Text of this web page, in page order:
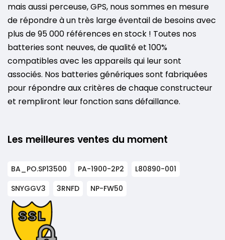
mais aussi perceuse, GPS, nous sommes en mesure
de répondre à un très large éventail de besoins avec
plus de 95 000 références en stock ! Toutes nos
batteries sont neuves, de qualité et 100%
compatibles avec les appareils qui leur sont
associés. Nos batteries génériques sont fabriquées
pour répondre aux critères de chaque constructeur
et rempliront leur fonction sans défaillance.
Les meilleures ventes du moment
BA_PO.SP13500 PA-1900-2P2
L80890-001
SNYGGV3
3RNFD NP-FW50